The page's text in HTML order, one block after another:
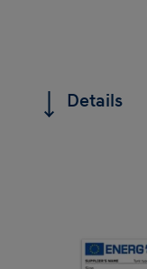
Details